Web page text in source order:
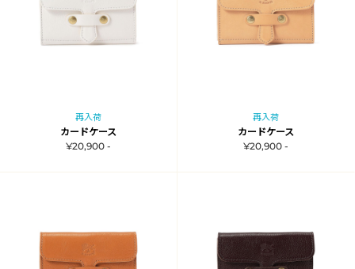
再入荷
カードケース
¥20,900 -
再入荷
カードケース
¥20,900 -